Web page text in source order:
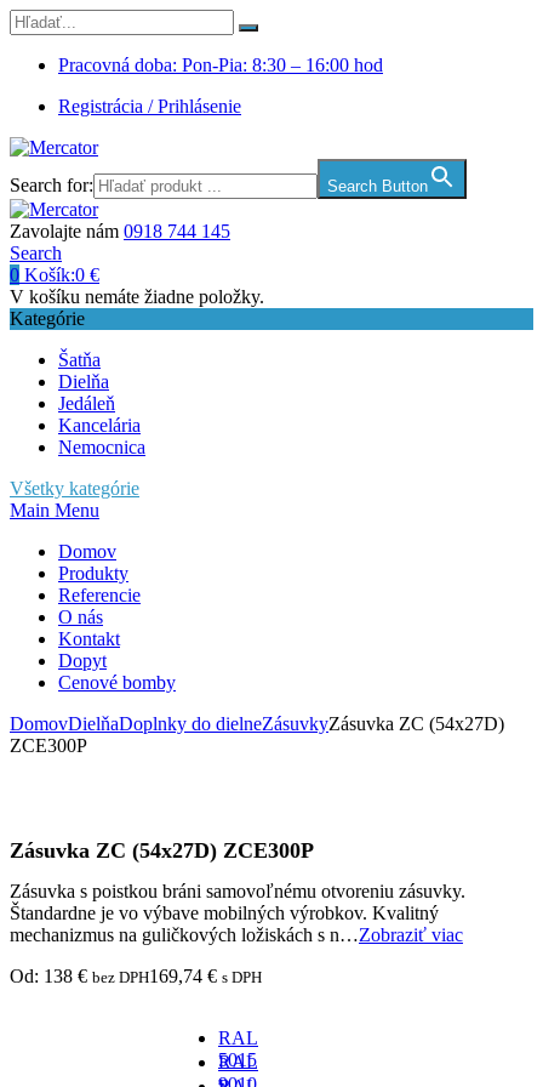
Pracovná doba: Pon-Pia: 8:30 – 16:00 hod
Registrácia / Prihlásenie
Search for: Search Button
Zavolajte nám 0918 744 145
Search
0 Košík:0 €
V košíku nemáte žiadne položky.
Kategórie
Šatňa
Dielňa
Jedáleň
Kancelária
Nemocnica
Všetky kategórie
Main Menu
Domov
Produkty
Referencie
O nás
Kontakt
Dopyt
Cenové bomby
DomovDielňaDoplnky do dielneZásuvkyZásuvka ZC (54x27D)
ZCE300P
Zásuvka ZC (54x27D) ZCE300P
Zásuvka s poistkou bráni samovoľnému otvoreniu zásuvky.
Štandardne je vo výbave mobilných výrobkov. Kvalitný
mechanizmus na guličkových ložiskách s n…Zobraziť viac
Od: 138 € bez DPH169,74 € s DPH
RAL
5015
-
RAL